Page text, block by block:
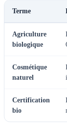
Terme
Agriculture
biologique
Cosmétique
naturel
Certification
bio